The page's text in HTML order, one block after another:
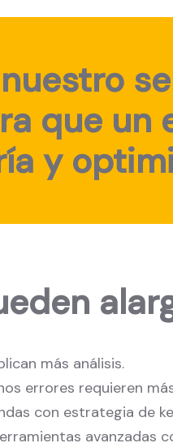
que un
y
más análisis.
errores requieren
con estrategia de
avanzadas